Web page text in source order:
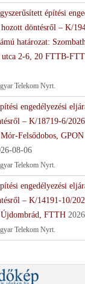
építési
hozott döntésről – K/
határozat:
utca 2-6, 20 FTTB-
Telekom Nyrt.
engedélyezési
– K/18719-6/
Felsődobos,
08-06
Telekom Nyrt.
engedélyezési
– K/14191-10/
Újdombrád, FTTH
Telekom Nyrt.